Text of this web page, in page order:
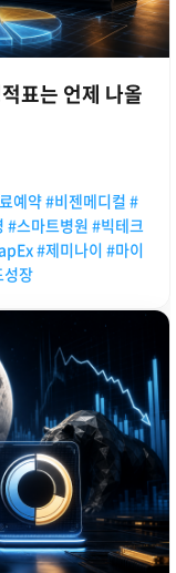
표는 언제 나올
예약 #비젠메디컬 #
#스마트병원 #빅테크
#제미나이 #마이
성장